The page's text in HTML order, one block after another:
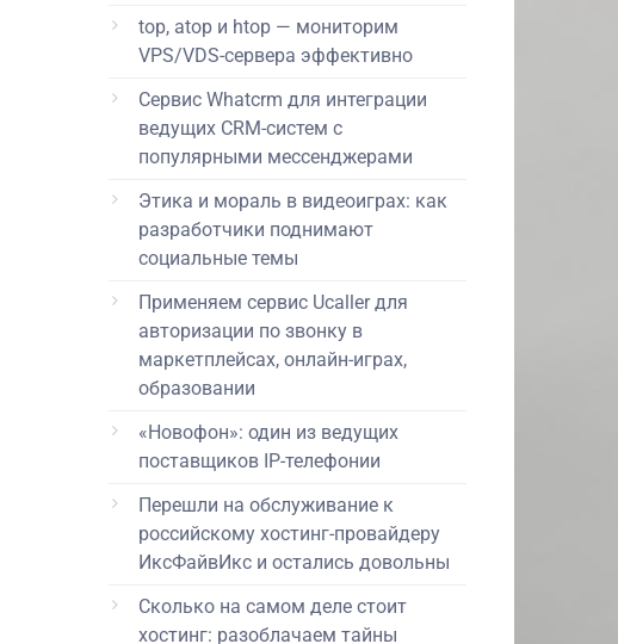
top, atop и htop — мониторим
VPS/VDS-сервера эффективно
Сервис Whatcrm для интеграции
ведущих CRM-систем с
популярными мессенджерами
Этика и мораль в видеоиграх: как
разработчики поднимают
социальные темы
Применяем сервис Ucaller для
авторизации по звонку в
маркетплейсах, онлайн-играх,
образовании
«Новофон»: один из ведущих
поставщиков IP-телефонии
Перешли на обслуживание к
российскому хостинг-провайдеру
ИксФайвИкс и остались довольны
Сколько на самом деле стоит
хостинг: разоблачаем тайны